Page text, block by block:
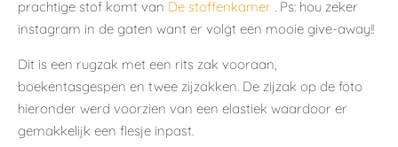
prachtige stof komt van De stoffenkamer . Ps: hou zeker
instagram in de gaten want er volgt een mooie give-away!!
Dit is een rugzak met een rits zak vooraan,
boekentasgespen en twee zijzakken. De zijzak op de foto
hieronder werd voorzien van een elastiek waardoor er
gemakkelijk een flesje inpast.